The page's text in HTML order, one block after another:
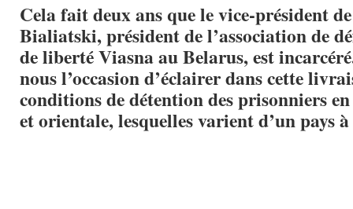
Cela fait deux ans que le vice-président
Bialiatski, président de l’association de
de liberté Viasna au Belarus, est
nous l’occasion d’éclairer dans cette
conditions de détention des prisonniers
et orientale, lesquelles varient d’un pays